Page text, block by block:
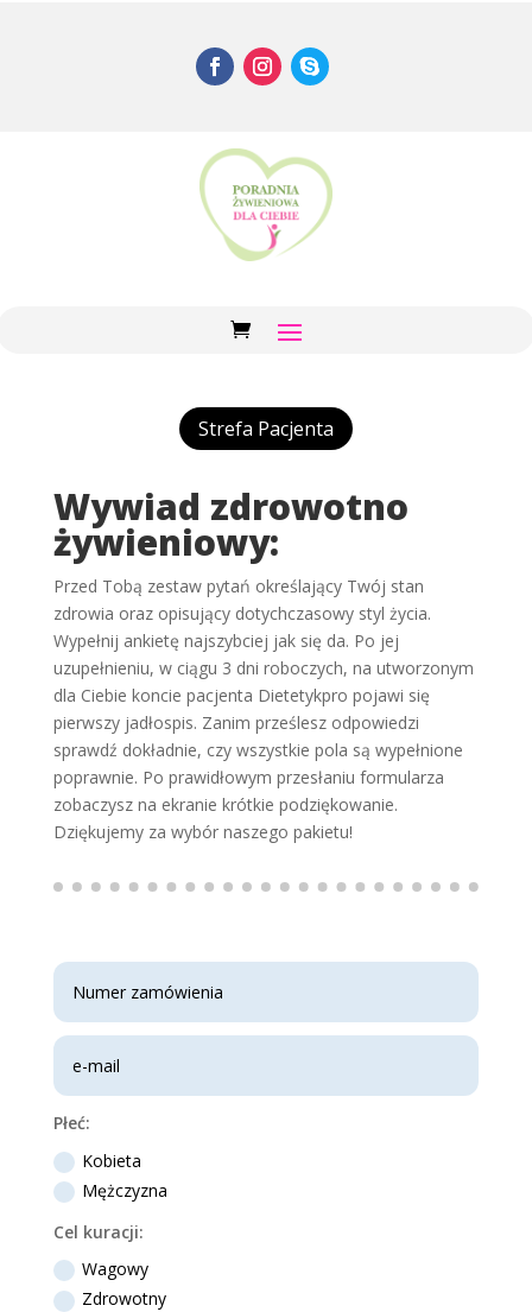
Strefa Pacjenta
Wywiad zdrowotno
żywieniowy:
Przed Tobą zestaw pytań określający Twój stan
zdrowia oraz opisujący dotychczasowy styl życia.
Wypełnij ankietę najszybciej jak się da. Po jej
uzupełnieniu, w ciągu 3 dni roboczych, na utworzonym
dla Ciebie koncie pacjenta Dietetykpro pojawi się
pierwszy jadłospis. Zanim prześlesz odpowiedzi
sprawdź dokładnie, czy wszystkie pola są wypełnione
poprawnie. Po prawidłowym przesłaniu formularza
zobaczysz na ekranie krótkie podziękowanie.
Dziękujemy za wybór naszego pakietu!
Płeć:
Kobieta
Mężczyzna
Cel kuracji:
Wagowy
Zdrowotny